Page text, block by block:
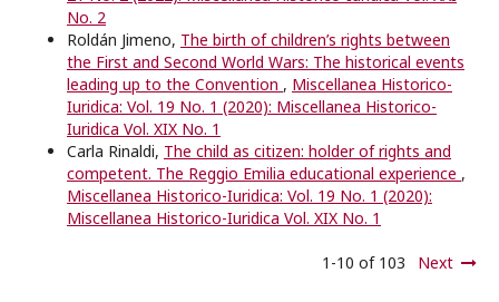
No. 2
Roldán Jimeno, The birth of children’s rights between
the First and Second World Wars: The historical events
leading up to the Convention , Miscellanea Historico-
Iuridica: Vol. 19 No. 1 (2020): Miscellanea Historico-
Iuridica Vol. XIX No. 1
Carla Rinaldi, The child as citizen: holder of rights and
competent. The Reggio Emilia educational experience ,
Miscellanea Historico-Iuridica: Vol. 19 No. 1 (2020):
Miscellanea Historico-Iuridica Vol. XIX No. 1
1-10 of 103 Next